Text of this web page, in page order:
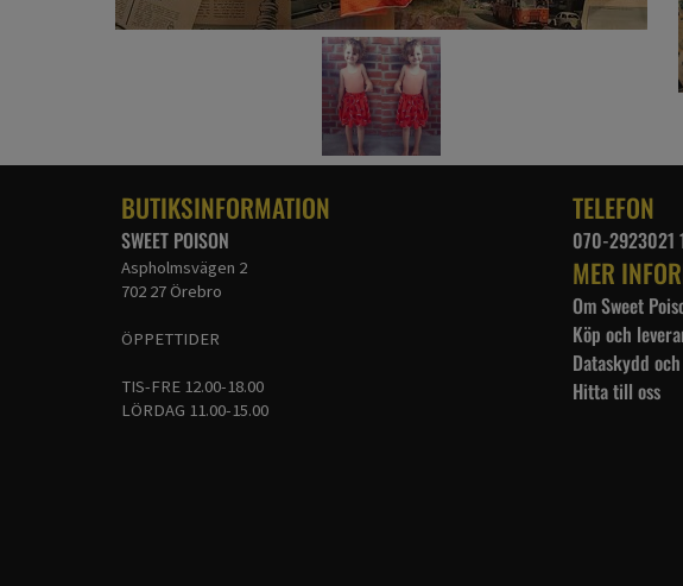
BUTIKSINFORMATION
SWEET POISON
Aspholmsvägen 2
702 27 Örebro
ÖPPETTIDER
TIS-FRE 12.00-18.00
LÖRDAG 11.00-15.00
TELEFON
070-2923021
MER
Om Sweet
Köp och
Dataskydd
Hitta till oss